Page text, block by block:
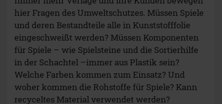
Bis heute ist Holz der wichtigste Rohstoff für ein
Gesellschaftsspiel. Entweder, weil Bestandteile
des Spiels direkt aus Holz gemacht sind – wie
Spielfiguren und Gebäude – oder weil andere
Komponenten wie Marker, Karten oder
Spielpläne aus Pappe und Papier bestehen und
die wiederum aus Holz hergestellt wurden. Mal
ganz zu schweigen von den Schachteln, in